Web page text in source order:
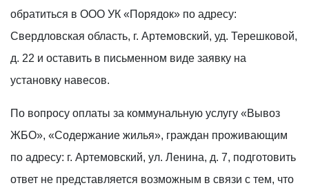
обратиться в ООО УК «Порядок» по адресу:
Свердловская область, г. Артемовский, уд. Терешковой,
д. 22 и оставить в письменном виде заявку на
установку навесов.
По вопросу оплаты за коммунальную услугу «Вывоз
ЖБО», «Содержание жилья», граждан проживающим
по адресу: г. Артемовский, ул. Ленина, д. 7, подготовить
ответ не представляется возможным в связи с тем, что